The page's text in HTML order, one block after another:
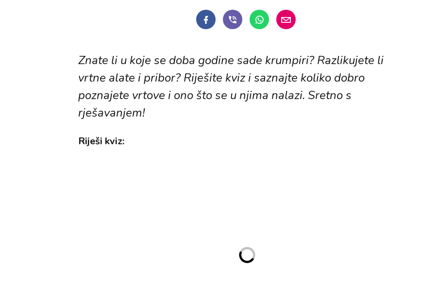
Znate li u koje se doba godine sade krumpiri? Razlikujete li
vrtne alate i pribor? Riješite kviz i saznajte koliko dobro
poznajete vrtove i ono što se u njima nalazi. Sretno s
rješavanjem!
Riješi kviz: